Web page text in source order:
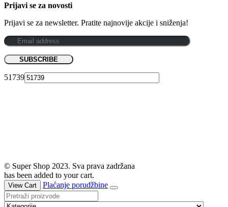
Prijavi se za novosti
Prijavi se za newsletter. Pratite najnovije akcije i sniženja!
51739
© Super Shop 2023. Sva prava zadržana
has been added to your cart.
View Cart Plaćanje porudžbine